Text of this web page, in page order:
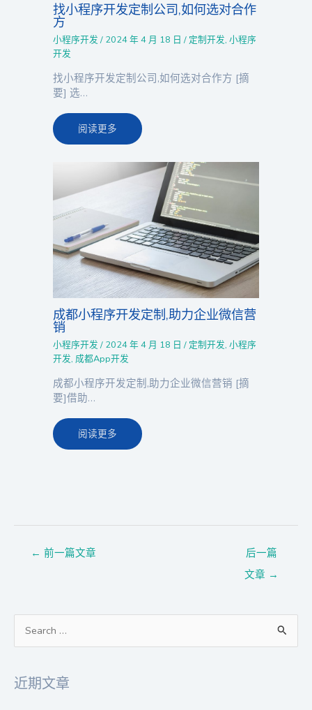
找小程序开发定制公司,如何选对合作
方
小程序开发 / 2024 年 4 月 18 日/ 定制开发,小程序
开发
找小程序开发定制公司,如何选对合作方 [摘
要] 选…
阅读更多
成都小程序开发定制,助力企业微信营
销
小程序开发 / 2024 年 4 月 18 日/ 定制开发,小程序
开发,成都App开发
成都小程序开发定制,助力企业微信营销 [摘
要]借助…
阅读更多
← 前一篇文章
后一篇
文章 →
：
近期文章